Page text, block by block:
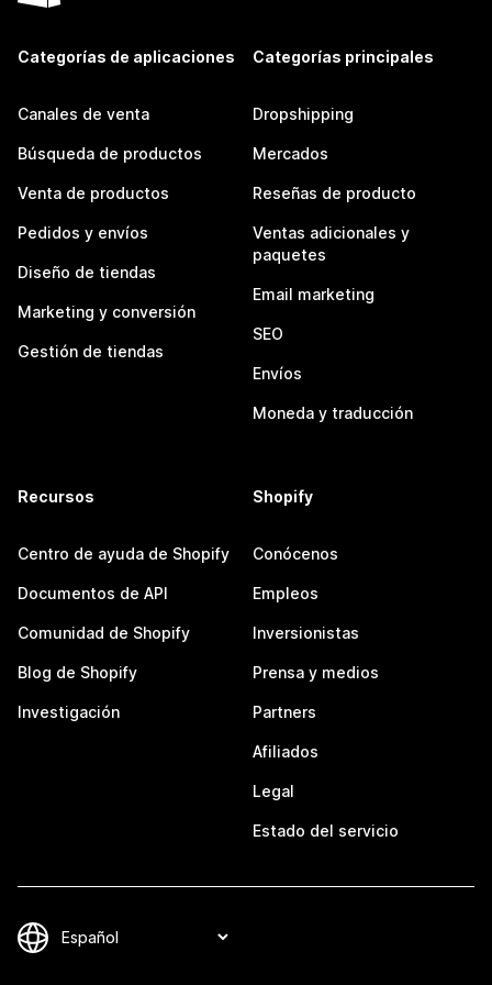
Categorías de aplicaciones
Canales de venta
Búsqueda de productos
Venta de productos
Pedidos y envíos
Diseño de tiendas
Marketing y conversión
Gestión de tiendas
Categorías principales
Dropshipping
Mercados
Reseñas de producto
Ventas adicionales y
paquetes
Email marketing
SEO
Envíos
Moneda y traducción
Recursos
Centro de ayuda de Shopify
Documentos de API
Comunidad de Shopify
Blog de Shopify
Investigación
Shopify
Conócenos
Empleos
Inversionistas
Prensa y medios
Partners
Afiliados
Legal
Estado del servicio